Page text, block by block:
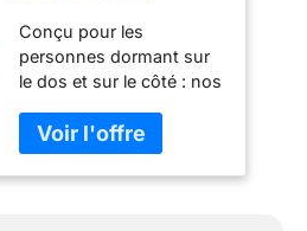
plumes et duvet
d'oie pour dormir
avec enveloppe 100
% coton, doux et
offrant un bon
maintien, taille
standard
Conçu pour les
personnes dormant sur
le dos et sur le côté : nos
comme ceux de la
maison de grand-mère.
Tous ont été fabriqués